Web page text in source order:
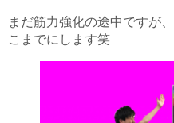
まだ筋力強化の途中ですが
こまでにします笑